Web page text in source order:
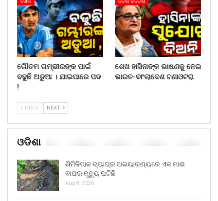
ଗୌତମ ଗମ୍ଭୀରଙ୍କ ପାଇଁ
ବଢୁଛି ଅଡୁଆ । ଯାଇପାରେ ପଦ
!
ଶେଖ ହାସିନାଙ୍କ ଭାଷଣକୁ ନେଇ
ଭାରତ-ବାଂଲାଦେଶ ଟଣାଓଟରା
PREV NEXT
ଓଡିଶା
ଶିମିଳିପାଳ ବ୍ୟାଘ୍ର ଅଭୟାରଣ୍ୟରେ ଏକ ମାଈ
ବାଘର ମୃତ୍ୟୁ ଘଟିଛି
Aug 8, 2026